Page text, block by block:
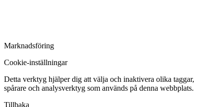
Marknadsföring
Cookie-inställningar
Detta verktyg hjälper dig att välja och inaktivera olika taggar,
spårare och analysverktyg som används på denna webbplats.
Tillbaka